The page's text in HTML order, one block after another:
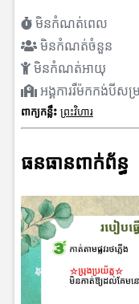
មិនកំណត់ពេល
មិនកំណត់ចំនួន
មិនកំណត់អាយុ
អង្គការរឺម៉កកង់បីសម្
ពាក្យកន្លឹះ ព្រះវិហារ
ធនធានពាក់ព័ន្ធ